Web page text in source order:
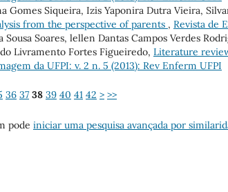
Gomes Siqueira, Izis Yaponira Dutra Vieira,
from the perspective of parents , Revista de
Sousa Soares, lellen Dantas Campos Verdes
Livramento Fortes Figueiredo, Literature
da UFPI: v. 2 n. 5 (2013): Rev Enferm UFPI
36 37 38 39 40 41 42 > >>
pode iniciar uma pesquisa avançada por